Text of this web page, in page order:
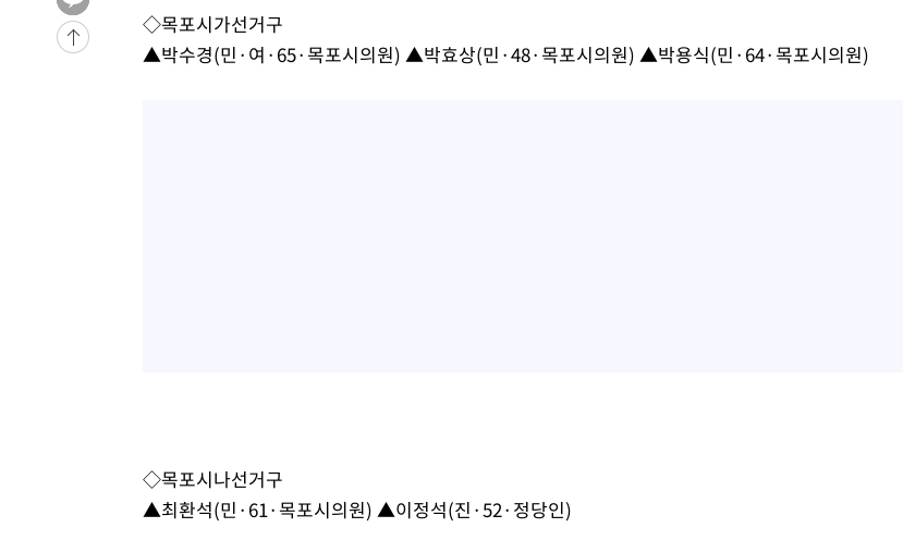
-22788초 전 >
낮 최고 35도 '무더위'…동해안 시간당 30㎜ '강한 비'[내일날씨]
-22058초 전 >
[속보]이강인 "감독님이 원하는 마음 느꼈고, 많은 트로피 원해 아
수도권 40도 육박 '펄펄'…동해안 일부 지역엔 호의주의보
◇목포시가선거구
▲박수경(민·여·65·목포시의원) ▲박효상(민·48·목포시의원) ▲박용식(민·64·목포시의원)
◇목포시나선거구
▲최환석(민·61·목포시의원) ▲이정석(진·52·정당인)